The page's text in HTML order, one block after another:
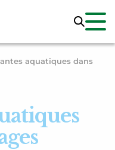
aquatiques dans